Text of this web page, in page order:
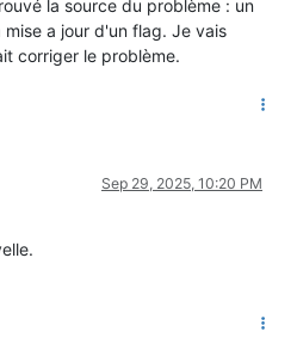
la source du problème : un
a jour d'un flag. Je vais
corriger le problème.
Sep 29, 2025, 10:20 PM